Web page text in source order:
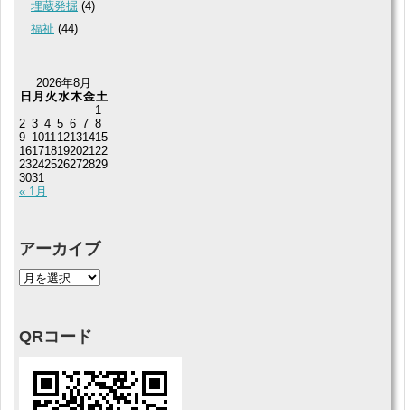
埋蔵発掘 (4)
福祉 (44)
2026年8月
日 月 火水木金土
« 1月
1
2 3 4 5 6 7 8
9 1011 12131415
161718192021 22
23242526272829
3031
アーカイブ
QRコード